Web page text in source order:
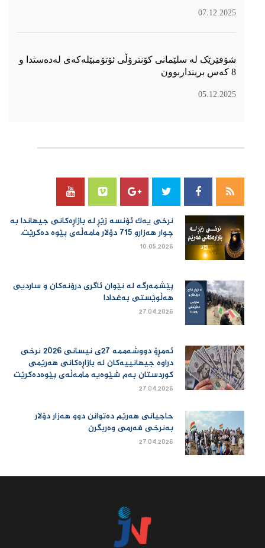
07.12.2025
شۆفێرێک لە سلێمانی کۆنترۆڵی ئۆتۆمبێلەکەی لەدەستدا و
8 کەس برینداربوون
05.12.2025
نرخی یەك ئۆنسە زێڕ لە بازاڕەكانی جیهاندا بە
چوار هەزارو 715 دۆلار مامەڵەی پێوە دەكرێت.
10.05.2026
پێشمەرگە لە نێوان ئاگری درۆنەکان و ساردیی
هەڵوێستی بەغدادا
27.04.2026
ئەمڕۆ دووشەممە 27ی نیسانی 2026 نرخی
دراوە جیهانییەكان لە بازاڕەكانی هەرێمی
كوردستان بەم شێوەیە مامەڵەی پێوەدەكرێت
27.04.2026
حاجیانی هەرێم دەتوانن دوو هەزار دۆلار
بەنرخی فەرمی وەربگرن
27.04.2026